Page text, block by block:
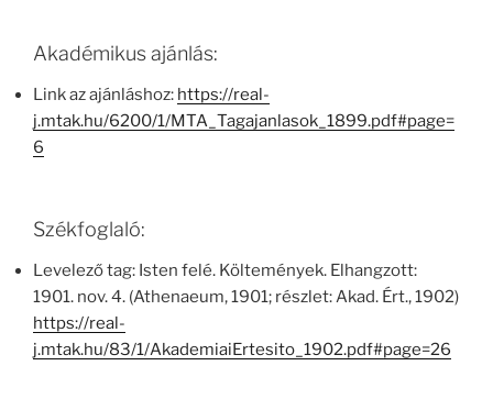
Akadémikus ajánlás:
Link az ajánláshoz: https://real-
j.mtak.hu/6200/1/MTA_Tagajanlasok_1899.pdf#page=
6
Székfoglaló:
Levelező tag: Isten felé. Költemények. Elhangzott:
1901. nov. 4. (Athenaeum, 1901; részlet: Akad. Ért., 1902)
https://real-
j.mtak.hu/83/1/AkademiaiErtesito_1902.pdf#page=26